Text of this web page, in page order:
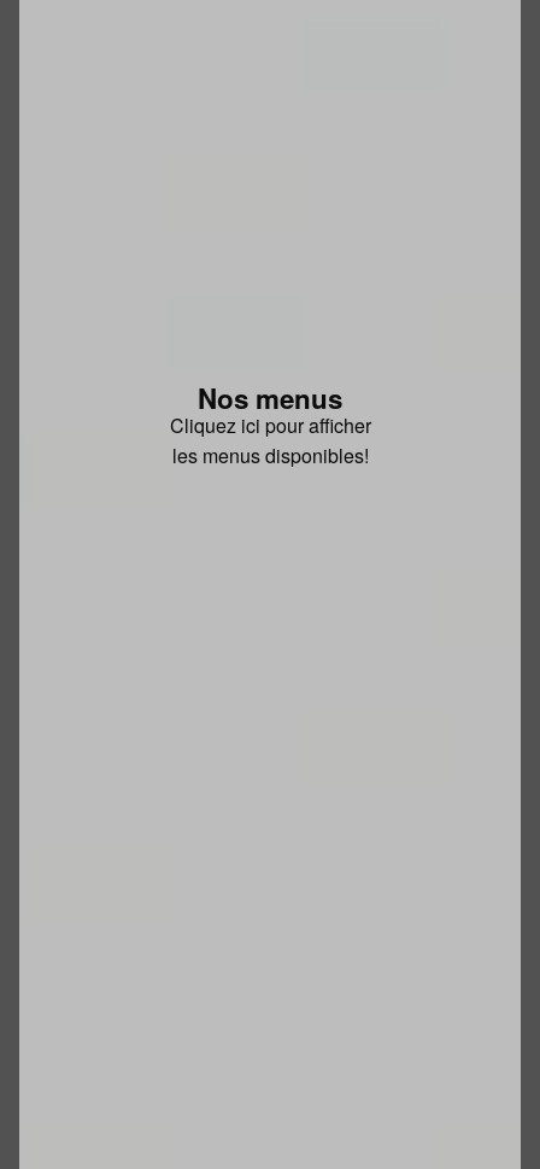
Nos menus
Cliquez ici pour afficher
les menus disponibles!